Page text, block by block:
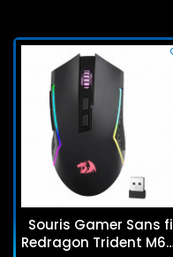
Souris Gamer Sans
Redragon Trident